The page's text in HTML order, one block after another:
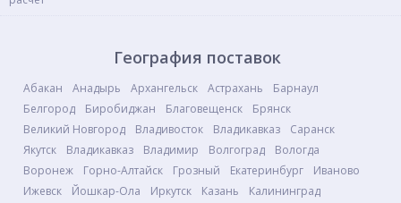
География поставок
Абакан Анадырь Архангельск Астрахань
Барнаул
Белгород
Биробиджан Благовещенск
Брянск
Великий Новгород
Владивосток Владикавказ
Саранск
Якутск
Владикавказ Владимир Волгоград
Вологда
Воронеж
Горно-Алтайск Грозный Екатеринбург
Иваново
Ижевск
Йошкар-Ола Иркутск Казань
Калининград